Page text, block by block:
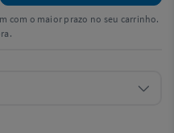
com o maior prazo no seu carrinho.